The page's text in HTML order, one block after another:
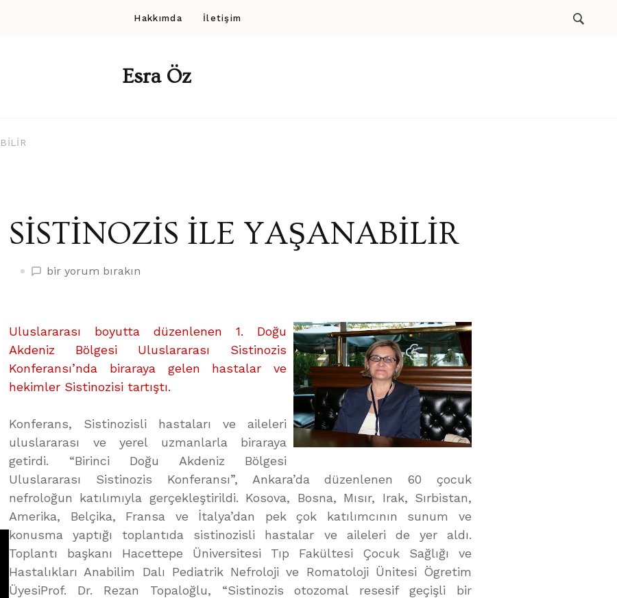
Hakkımda İletişim
Esra Öz
SİSTİNOZİS İLE YAŞANABİLİR
SİSTİNOZİS
bir yorum bırakın
Uluslararası boyutta düzenlenen 1. Doğu
Akdeniz Bölgesi Uluslararası Sistinozis
Konferansı’nda biraraya gelen hastalar ve
hekimler Sistinozisi tartıştı.
Konferans, Sistinozisli hastaları ve aileleri
uluslararası ve yerel uzmanlarla biraraya
getirdi. “Birinci Doğu Akdeniz Bölgesi
Uluslararası Sistinozis Konferansı”, Ankara’da düzenlenen 60 çocuk
nefroloğun katılımıyla gerçekleştirildi. Kosova, Bosna, Mısır, Irak, Sırbistan,
Amerika, Belçika, Fransa ve İtalya’dan pek çok katılımcının sunum ve
konusma yaptığı toplantıda sistinozisli hastalar ve aileleri de yer aldı.
Toplantı başkanı Hacettepe Üniversitesi Tıp Fakültesi Çocuk Sağlığı ve
Hastalıkları Anabilim Dalı Pediatrik Nefroloji ve Romatoloji Ünitesi Ögretim
ÜyesiProf. Dr. Rezan Topaloğlu, “Sistinozis otozomal resesif geçişli bir